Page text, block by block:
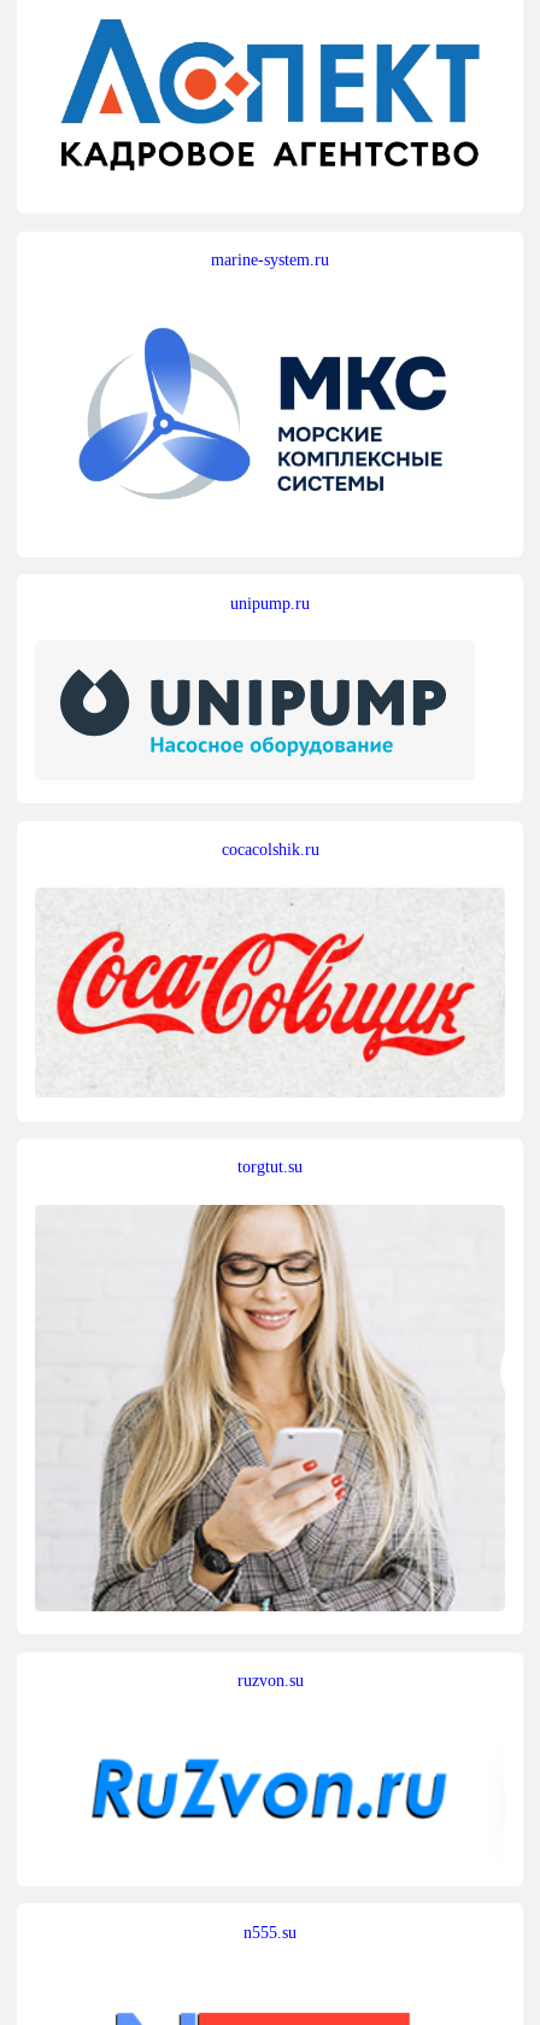
marine-system.ru
unipump.ru
cocacolshik.ru
torgtut.su
ruzvon.su
n555.su